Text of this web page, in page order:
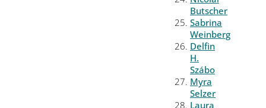
Butscher
Sabrina
Weinberg
Delfin
H.
Szábo
Myra
Selzer
Laura